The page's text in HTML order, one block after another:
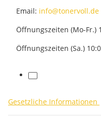
Email: info@tonervoll.de
Öffnungszeiten (Mo-Fr.)
Öffnungszeiten (Sa.)
facebook
Gesetzliche Informationen